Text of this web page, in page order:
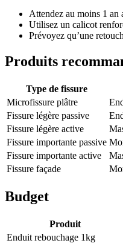
Attendez au moins 1
Utilisez un calicot
Prévoyez qu’une
Produits
Type de fissure
Microfissure plâtre
Fissure légère passive
Fissure légère active
Fissure importante passive
Fissure importante active
Fissure façade
Budget
Produit
Enduit rebouchage 1kg